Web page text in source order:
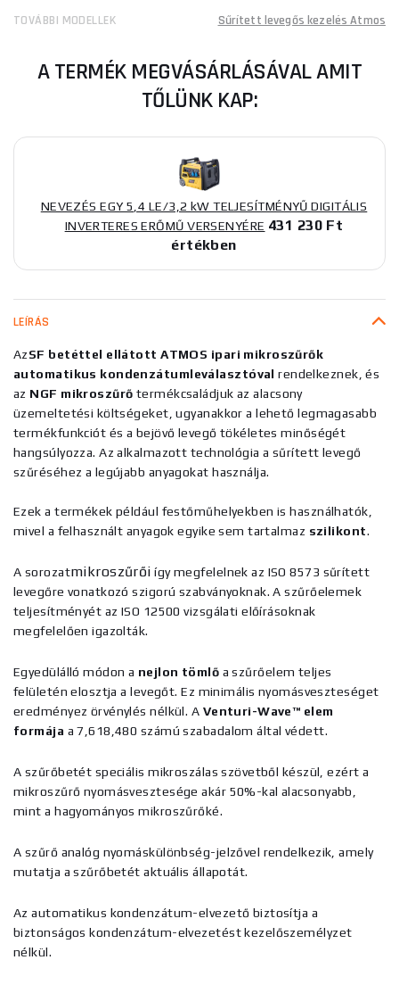
TOVÁBBI MODELLEK Sűrített levegős kezelés Atmos
A TERMÉK MEGVÁSÁRLÁSÁVAL AMIT
TŐLÜNK KAP:
NEVEZÉS EGY 5,4 LE/3,2 kW TELJESÍTMÉNYŰ DIGITÁLIS
INVERTERES ERŐMŰ VERSENYÉRE 431 230 Ft
értékben
LEÍRÁS
AzSF betéttel ellátott ATMOS ipari mikroszűrők
automatikus kondenzátumleválasztóval rendelkeznek, és
az NGF mikroszűrő termékcsaládjuk az alacsony
üzemeltetési költségeket, ugyanakkor a lehető legmagasabb
termékfunkciót és a bejövő levegő tökéletes minőségét
hangsúlyozza. Az alkalmazott technológia a sűrített levegő
szűréséhez a legújabb anyagokat használja.
Ezek a termékek például festőműhelyekben is használhatók,
mivel a felhasznált anyagok egyike sem tartalmaz szilikont.
A sorozatmikroszűrői így megfelelnek az ISO 8573 sűrített
levegőre vonatkozó szigorú szabványoknak. A szűrőelemek
teljesítményét az ISO 12500 vizsgálati előírásoknak
megfelelően igazolták.
Egyedülálló módon a nejlon tömlő a szűrőelem teljes
felületén elosztja a levegőt. Ez minimális nyomásveszteséget
eredményez örvénylés nélkül. A Venturi-Wave™ elem
formája a 7,618,480 számú szabadalom által védett.
A szűrőbetét speciális mikroszálas szövetből készül, ezért a
mikroszűrő nyomásvesztesége akár 50%-kal alacsonyabb,
mint a hagyományos mikroszűrőké.
A szűrő analóg nyomáskülönbség-jelzővel rendelkezik, amely
mutatja a szűrőbetét aktuális állapotát.
Az automatikus kondenzátum-elvezető biztosítja a
biztonságos kondenzátum-elvezetést kezelőszemélyzet
nélkül.